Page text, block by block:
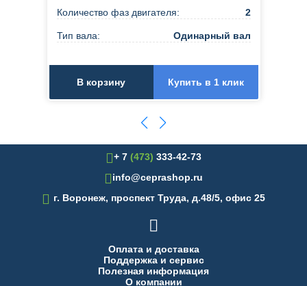
Количество фаз двигателя: 2
Тип вала: Одинарный вал
В корзину Купить в 1 клик
+ 7 (473) 333-42-73
info@ceprashop.ru
 г. Воронеж, проспект Труда, д.48/5, офис 25

Оплата и доставка
Поддержка и сервис
Полезная информация
О компании